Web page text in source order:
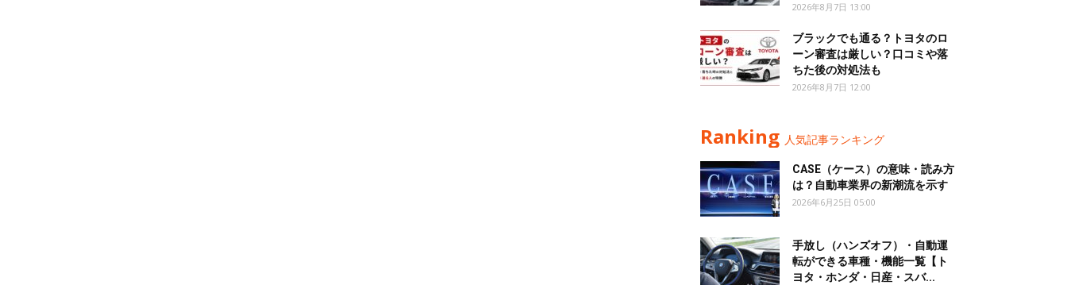
2026年8月7日 13:00
ブラックでも通る？トヨタのロ
ーン審査は厳しい？口コミや落
ちた後の対処法も
2026年8月7日 12:00
Ranking 人気記事ランキング
CASE（ケース）の意味・読み方
は？自動車業界の新潮流を示す
2026年6月25日 05:00
手放し（ハンズオフ）・自動運
転ができる車種・機能一覧【ト
ヨタ・ホンダ・日産・スバ...